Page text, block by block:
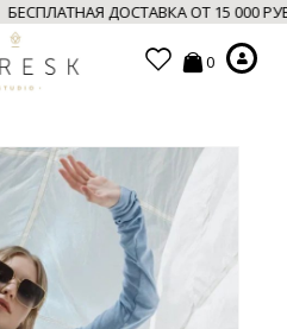
БЕСПЛАТНАЯ ДОСТАВКА ОТ 15 000
0